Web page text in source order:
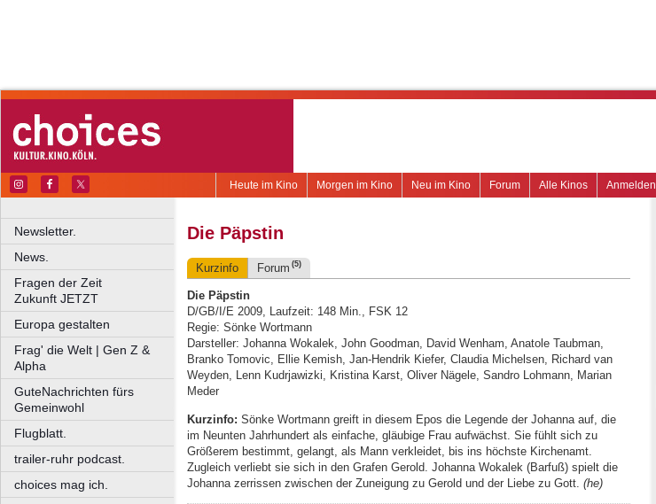
Anmelden
Alle Kinos
Forum
Neu im Kino
Morgen im Kino
Heute im Kino
Newsletter.
News.
Fragen der Zeit
Zukunft JETZT
Europa gestalten
Frag' die Welt | Gen Z &
Alpha
GuteNachrichten fürs
Gemeinwohl
Flugblatt.
trailer-ruhr podcast.
choices mag ich.
Die Päpstin
Kurzinfo Forum (5)
Die Päpstin
D/GB/I/E 2009, Laufzeit: 148 Min., FSK 12
Regie: Sönke Wortmann
Darsteller: Johanna Wokalek, John Goodman, David Wenham, Anatole Taubman,
Branko Tomovic, Ellie Kemish, Jan-Hendrik Kiefer, Claudia Michelsen, Richard van
Weyden, Lenn Kudrjawizki, Kristina Karst, Oliver Nägele, Sandro Lohmann, Marian
Meder
Kurzinfo: Sönke Wortmann greift in diesem Epos die Legende der Johanna auf, die
im Neunten Jahrhundert als einfache, gläubige Frau aufwächst. Sie fühlt sich zu
Größerem bestimmt, gelangt, als Mann verkleidet, bis ins höchste Kirchenamt.
Zugleich verliebt sie sich in den Grafen Gerold. Johanna Wokalek (Barfuß) spielt die
Johanna zerrissen zwischen der Zuneigung zu Gerold und der Liebe zu Gott. (he)